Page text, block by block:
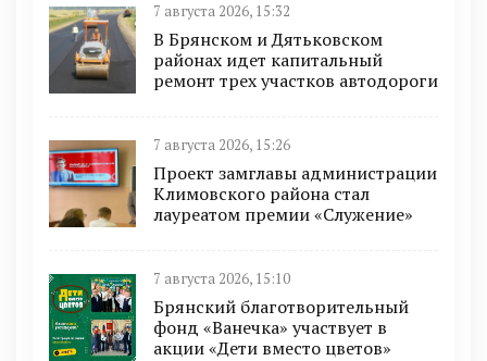
7 августа 2026, 15:32
В Брянском и Дятьковском
районах идет капитальный
ремонт трех участков автодороги
7 августа 2026, 15:26
Проект замглавы администрации
Климовского района стал
лауреатом премии «Служение»
7 августа 2026, 15:10
Брянский благотворительный
фонд «Ванечка» участвует в
акции «Дети вместо цветов»